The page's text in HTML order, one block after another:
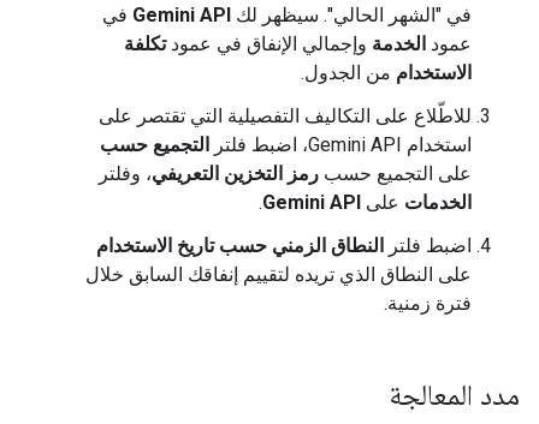
في "الشهر الحالي". سيظهر لك Gemini API في
عمود الخدمة وإجمالي الإنفاق في عمودتكلفة
الاستخدام من الجدول.
للاطّلاع على التكاليف التفصيلية التي تقتصر على
استخدام Gemini API، اضبط فلتر
التجميع حسب
على التجميع حسب رمز التخزين التعريفي، وفلتر
الخدمات على Gemini API
.
اضبط فلتر النطاق الزمني حسب تاريخ الاستخدام
على النطاق الذي تريده لتقييم إنفاقك السابق خلال
فترة زمنية.
مدد المعالجة